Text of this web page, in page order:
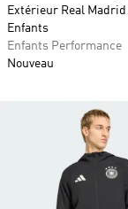
Extérieur Real Madrid
Enfants
Enfants Performance
Nouveau